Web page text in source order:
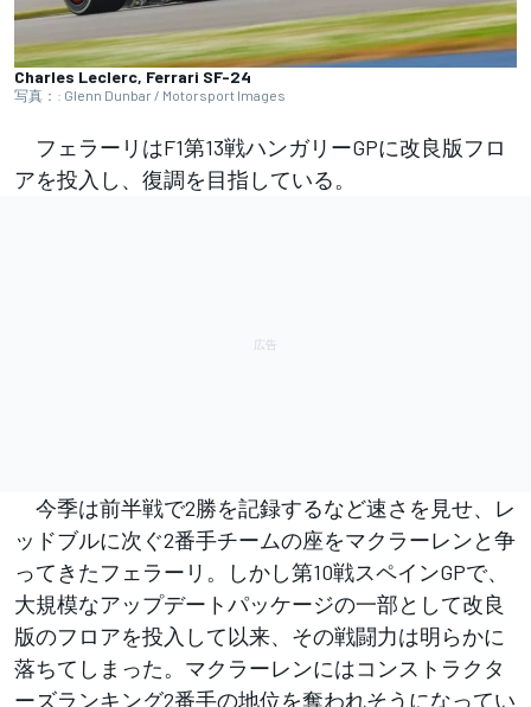
Charles Leclerc, Ferrari SF-24
写真：: Glenn Dunbar / Motorsport Images
フェラーリはF1第13戦ハンガリーGPに改良版フロ
アを投入し、復調を目指している。
今季は前半戦で2勝を記録するなど速さを見せ、レ
ッドブルに次ぐ2番手チームの座をマクラーレンと争
ってきたフェラーリ。しかし第10戦スペインGPで、
大規模なアップデートパッケージの一部として改良
版のフロアを投入して以来、その戦闘力は明らかに
落ちてしまった。マクラーレンにはコンストラクタ
ーズランキング2番手の地位を奪われそうになってい